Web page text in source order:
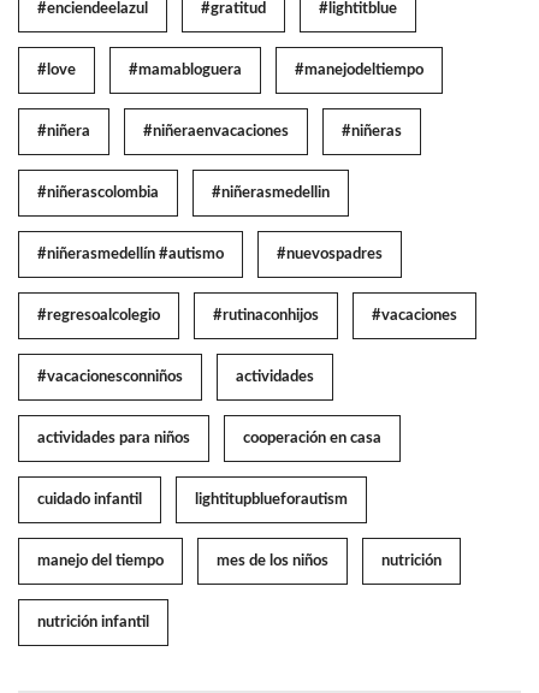
#enciendeelazul #gratitud #lightitblue
#love #mamabloguera #manejodeltiempo
#niñera #niñeraenvacaciones #niñeras
#niñerascolombia #niñerasmedellin
#niñerasmedellín #autismo #nuevospadres
#regresoalcolegio #rutinaconhijos #vacaciones
#vacacionesconniños actividades
actividades para niños cooperación en casa
cuidado infantil lightitupblueforautism
manejo del tiempo mes de los niños nutrición
nutrición infantil